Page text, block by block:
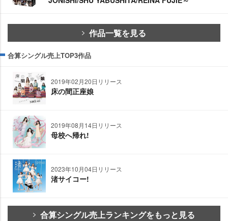
作品一覧を見る
合算シングル売上TOP3作品
2019年02月20日リリース
床の間正座娘
2019年08月14日リリース
母校へ帰れ!
2023年10月04日リリース
渚サイコー!
合算シングル売上ランキングをもっと見る